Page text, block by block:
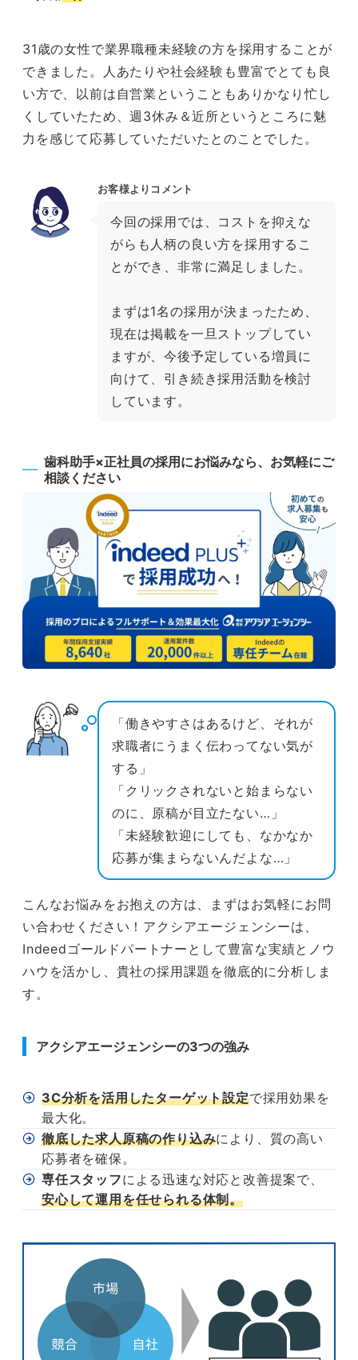
31歳の女性で業界職種未経験の方を採用することが
できました。人あたりや社会経験も豊富でとても良
い方で、以前は自営業ということもありかなり忙し
くしていたため、週3休み＆近所というところに魅
力を感じて応募していただいたとのことでした。
お客様よりコメント
今回の採用では、コストを抑えな
がらも人柄の良い方を採用するこ
とができ、非常に満足しました。
まずは1名の採用が決まったため、
現在は掲載を一旦ストップしてい
ますが、今後予定している増員に
向けて、引き続き採用活動を検討
しています。
歯科助手×正社員の採用にお悩みなら、お気軽にご
相談ください
「働きやすさはあるけど、それが
求職者にうまく伝わってない気が
する」
「クリックされないと始まらない
のに、原稿が目立たない…」
「未経験歓迎にしても、なかなか
応募が集まらないんだよな…」
こんなお悩みをお抱えの方は、まずはお気軽にお問
い合わせください！アクシアエージェンシーは、
Indeedゴールドパートナーとして豊富な実績とノウ
ハウを活かし、貴社の採用課題を徹底的に分析しま
す。
アクシアエージェンシーの3つの強み
3C分析を活用したターゲット設定で採用効果を
最大化。
徹底した求人原稿の作り込みにより、質の高い
応募者を確保。
専任スタッフによる迅速な対応と改善提案で、
安心して運用を任せられる体制。